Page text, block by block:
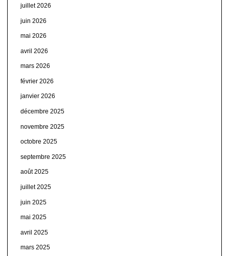
juillet 2026
juin 2026
mai 2026
avril 2026
mars 2026
février 2026
janvier 2026
décembre 2025
novembre 2025
octobre 2025
septembre 2025
août 2025
juillet 2025
juin 2025
mai 2025
avril 2025
mars 2025